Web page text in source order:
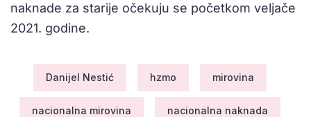
naknade za starije očekuju se početkom veljače
2021. godine.
Danijel Nestić hzmo mirovina
nacionalna mirovina nacionalna naknada